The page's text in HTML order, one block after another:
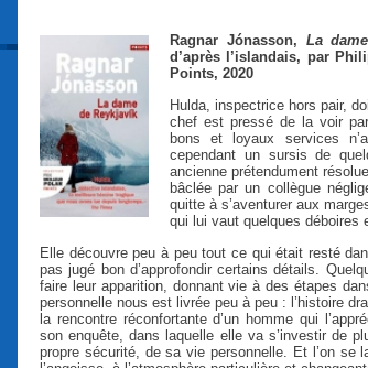
Ragnar Jónasson, La
d’après l’islandais, par
Points, 2020
Hulda, inspectrice hors pair,
chef est pressé de la voir
bons et loyaux services
cependant un sursis de
ancienne prétendument
bâclée par un collègue
quitte à s’aventurer aux
qui lui vaut quelques déboires
Elle découvre peu à peu tout ce qui était resté
pas jugé bon d’approfondir certains détails.
faire leur apparition, donnant vie à des étapes
personnelle nous est livrée peu à peu : l’histoire
la rencontre réconfortante d’un homme qui
son enquête, dans laquelle elle va s’investir de
propre sécurité, de sa vie personnelle. Et l’on se